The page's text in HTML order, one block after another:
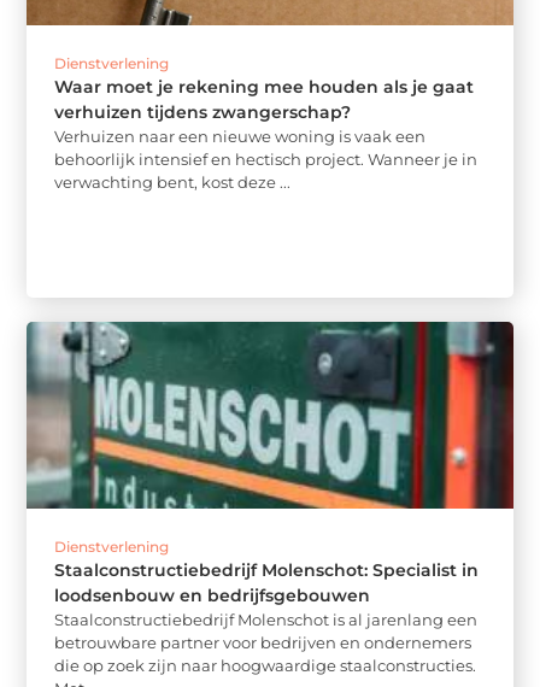
Dienstverlening
Waar moet je rekening mee houden als je gaat
verhuizen tijdens zwangerschap?
Verhuizen naar een nieuwe woning is vaak een
behoorlijk intensief en hectisch project. Wanneer je in
verwachting bent, kost deze ...
Dienstverlening
Staalconstructiebedrijf Molenschot: Specialist in
loodsenbouw en bedrijfsgebouwen
Staalconstructiebedrijf Molenschot is al jarenlang een
betrouwbare partner voor bedrijven en ondernemers
die op zoek zijn naar hoogwaardige staalconstructies.